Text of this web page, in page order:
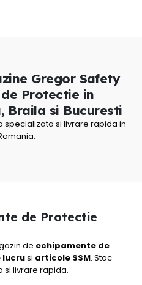
Gregor Safety
Protectie in
Braila si Bucuresti
specializata si livrare rapida in
de Protectie
de echipamente de
si articole SSM. Stoc
si livrare rapida.